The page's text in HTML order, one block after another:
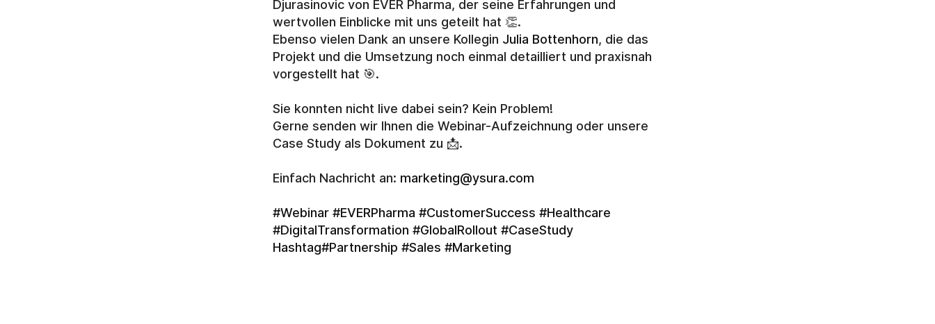
Djurasinovic von EVER Pharma, der seine Erfahrungen und
wertvollen Einblicke mit uns geteilt hat 👏.
Ebenso vielen Dank an unsere Kollegin Julia Bottenhorn, die das
Projekt und die Umsetzung noch einmal detailliert und praxisnah
vorgestellt hat 🎯.
Sie konnten nicht live dabei sein? Kein Problem!
Gerne senden wir Ihnen die Webinar-Aufzeichnung oder unsere
Case Study als Dokument zu 📩.
Einfach Nachricht an: marketing@ysura.com
#Webinar #EVERPharma #CustomerSuccess #Healthcare
#DigitalTransformation #GlobalRollout #CaseStudy
Hashtag#Partnership #Sales #Marketing